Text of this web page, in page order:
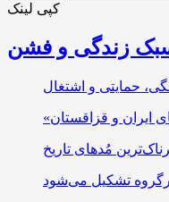
کپی لینک
زندگی و فشن
حمایتی و اشتغال
ایران و قزاقستان
مُدهای تاریخ
تشکیل می‌شود